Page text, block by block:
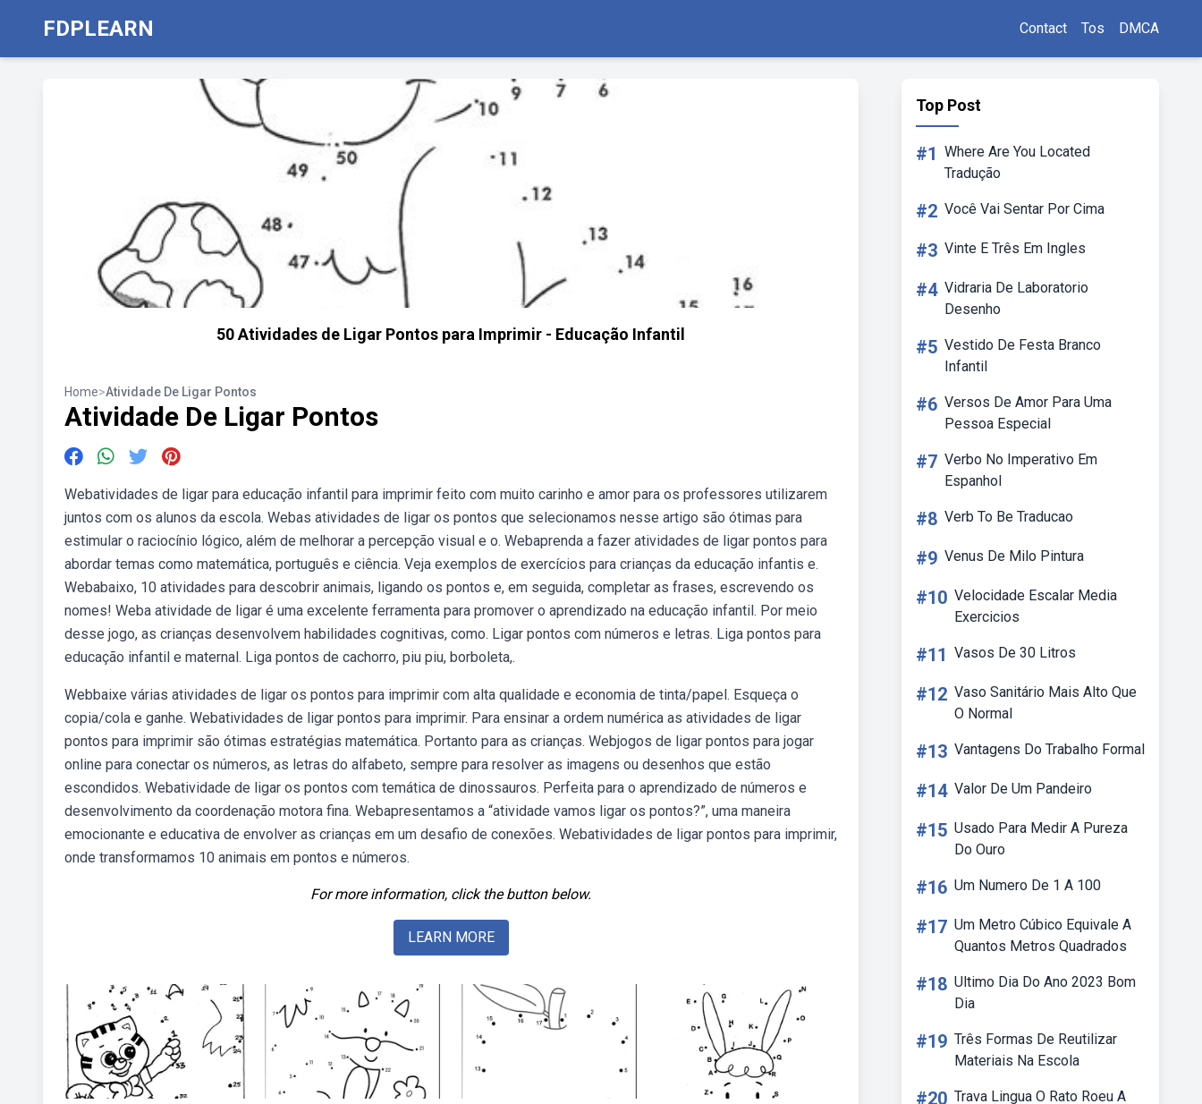
FDPLEARN Contact Tos DMCA
50 Atividades de Ligar Pontos para Imprimir - Educação Infantil
Home>Atividade De Ligar Pontos
Atividade De Ligar Pontos
Webatividades de ligar para educação infantil para imprimir feito com muito carinho e amor para os professores utilizarem
juntos com os alunos da escola. Webas atividades de ligar os pontos que selecionamos nesse artigo são ótimas para
estimular o raciocínio lógico, além de melhorar a percepção visual e o. Webaprenda a fazer atividades de ligar pontos para
abordar temas como matemática, português e ciência. Veja exemplos de exercícios para crianças da educação infantis e.
Webabaixo, 10 atividades para descobrir animais, ligando os pontos e, em seguida, completar as frases, escrevendo os
nomes! Weba atividade de ligar é uma excelente ferramenta para promover o aprendizado na educação infantil. Por meio
desse jogo, as crianças desenvolvem habilidades cognitivas, como. Ligar pontos com números e letras. Liga pontos para
educação infantil e maternal. Liga pontos de cachorro, piu piu, borboleta,.
Webbaixe várias atividades de ligar os pontos para imprimir com alta qualidade e economia de tinta/papel. Esqueça o
copia/cola e ganhe. Webatividades de ligar pontos para imprimir. Para ensinar a ordem numérica as atividades de ligar
pontos para imprimir são ótimas estratégias matemática. Portanto para as crianças. Webjogos de ligar pontos para jogar
online para conectar os números, as letras do alfabeto, sempre para resolver as imagens ou desenhos que estão
escondidos. Webatividade de ligar os pontos com temática de dinossauros. Perfeita para o aprendizado de números e
desenvolvimento da coordenação motora fina. Webapresentamos a “atividade vamos ligar os pontos?”, uma maneira
emocionante e educativa de envolver as crianças em um desafio de conexões. Webatividades de ligar pontos para imprimir,
onde transformamos 10 animais em pontos e números.
For more information, click the button below.
LEARN MORE
Top Post
#1 Where Are You Located
Tradução
#2 Você Vai Sentar Por Cima
#3 Vinte E Três Em Ingles
#4 Vidraria De Laboratorio
Desenho
#5 Vestido De Festa Branco
Infantil
#6 Versos De Amor Para Uma
Pessoa Especial
#7 Verbo No Imperativo Em
Espanhol
#8 Verb To Be Traducao
#9 Venus De Milo Pintura
#10 Velocidade Escalar Media
Exercicios
#11 Vasos De 30 Litros
#12 Vaso Sanitário Mais Alto Que
O Normal
#13 Vantagens Do Trabalho Formal
#14 Valor De Um Pandeiro
#15 Usado Para Medir A Pureza
Do Ouro
#16 Um Numero De 1 A 100
#17 Um Metro Cúbico Equivale A
Quantos Metros Quadrados
#18 Ultimo Dia Do Ano 2023 Bom
Dia
#19 Três Formas De Reutilizar
Materiais Na Escola
#20 Trava Lingua O Rato Roeu A